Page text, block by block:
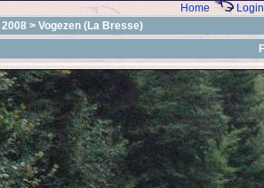
Home
Login
2008> Vogezen (La Bresse)